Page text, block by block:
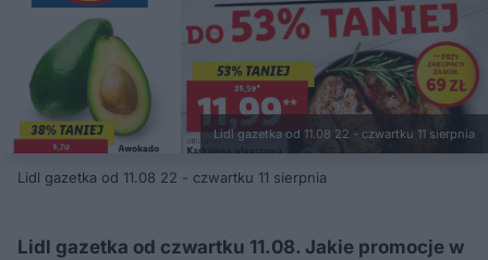
Lidl gazetka od 11.08 22 - czwartku 11 sierpnia
Lidl gazetka od 11.08 22 - czwartku 11 sierpnia
Lidl gazetka od czwartku 11.08. Jakie promocje w